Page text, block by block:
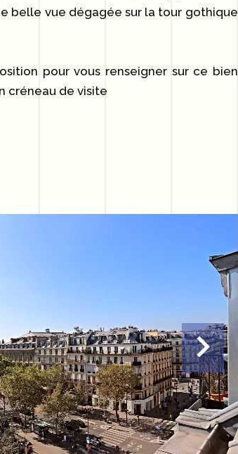
belle vue dégagée sur la tour gothique
pour vous renseigner sur ce bien
créneau de visite